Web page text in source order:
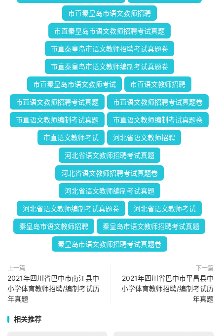
市直秦皇岛市语文教师招聘
市直秦皇岛市语文教师招聘考试真题
市直秦皇岛市语文教师招聘考试真题卷
市直秦皇岛市语文教师编制考试真题卷
市直秦皇岛市语文教师考试 市直语文教师招聘
市直语文教师招聘考试真题 市直语文教师招聘考试真题卷
市直语文教师编制考试真题 市直语文教师编制考试真题卷
市直语文教师考试 河北省语文教师招聘
河北省语文教师招聘考试真题
河北省语文教师招聘考试真题卷
河北省语文教师编制考试真题
河北省语文教师编制考试真题卷 河北省语文教师考试
秦皇岛市语文教师招聘 秦皇岛市语文教师招聘考试真题
秦皇岛市语文教师招聘考试真题卷
上一篇
2021年四川省巴中市南江县中
小学体育教师招聘/编制考试历
年真题
下一篇
2021年四川省巴中市平昌县中
小学体育教师招聘/编制考试历
年真题
相关推荐